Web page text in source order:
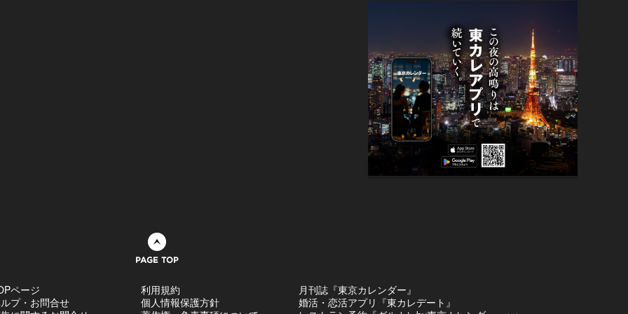
ページ
プ・お問合せ
利用規約
個人情報保護方針
月刊誌『東京カレンダー』
婚活・恋活アプリ『東カレデート』